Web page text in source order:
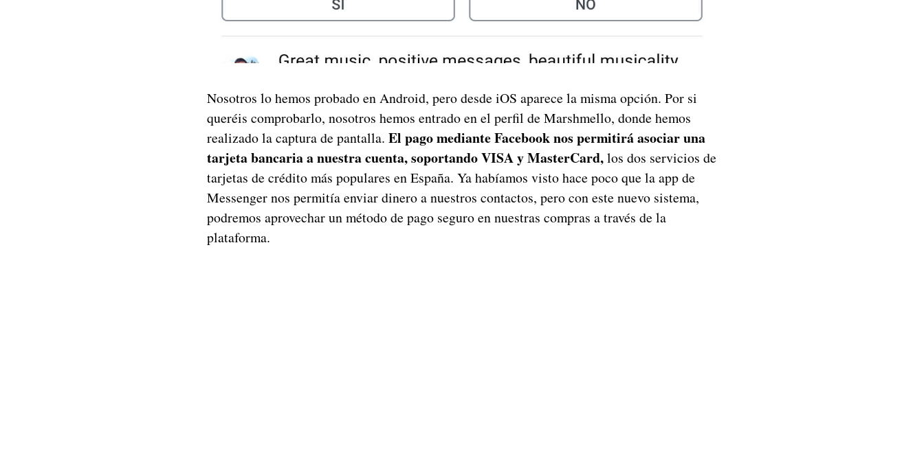
Nosotros lo hemos probado en Android, pero desde iOS aparece la misma opción. Por si
queréis comprobarlo, nosotros hemos entrado en el perfil de Marshmello, donde hemos
realizado la captura de pantalla. El pago mediante Facebook nos permitirá asociar una
tarjeta bancaria a nuestra cuenta, soportando VISA y MasterCard,los dos servicios de
tarjetas de crédito más populares en España. Ya habíamos visto hace poco que la app de
Messenger nos permitía enviar dinero a nuestros contactos, pero con este nuevo sistema,
podremos aprovechar un método de pago seguro en nuestras compras a través de la
plataforma.